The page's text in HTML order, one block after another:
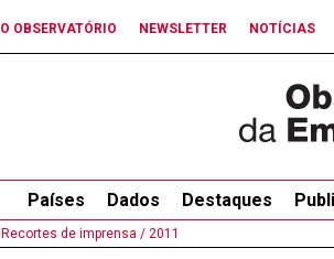
O OBSERVATÓRIO NEWSLETTER NOTÍCIAS
Países Dados Destaques
Recortes de imprensa / 2011